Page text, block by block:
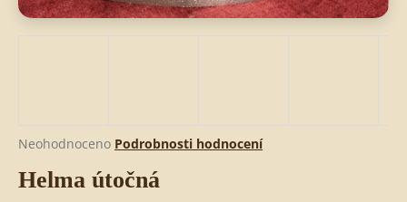
Průměrné
produktu
Neohodnoceno Podrobnosti hodnocení
Helma útočná
D
p